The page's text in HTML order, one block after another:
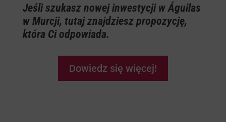
Jeśli szukasz nowej inwestycji w Águilas
w Murcji, tutaj znajdziesz propozycję,
która Ci odpowiada.
Dowiedz się więcej!